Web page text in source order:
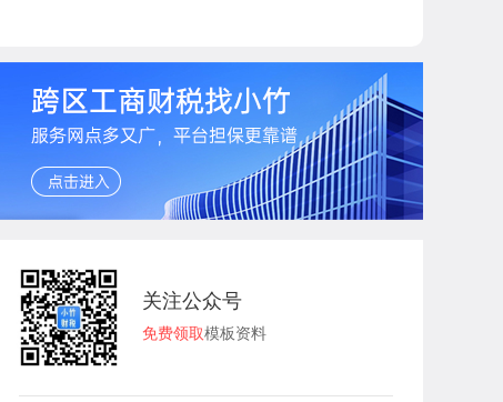
关注公众号
免费领取模板资料